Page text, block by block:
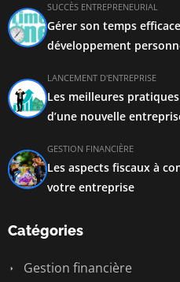
SUCCÈS ENTREPRENEURIAL
Gérer son temps
développement
LANCEMENT D'ENTREPRISE
Les meilleures
d’une nouvelle
GESTION FINANCIÈRE
Les aspects fiscaux à
votre entreprise
Catégories
Gestion financière